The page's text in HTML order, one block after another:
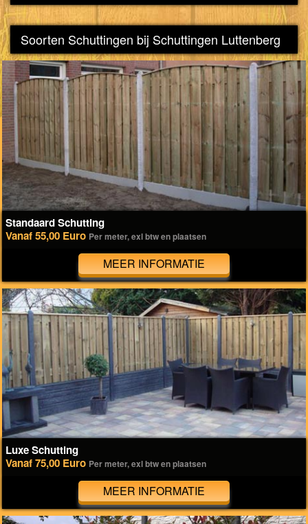
Soorten Schuttingen bij Schuttingen Luttenberg
Standaard Schutting
Vanaf 55,00 Euro Per meter, exl btw en plaatsen
MEER INFORMATIE
Luxe Schutting
Vanaf 75,00 Euro Per meter, exl btw en plaatsen
MEER INFORMATIE